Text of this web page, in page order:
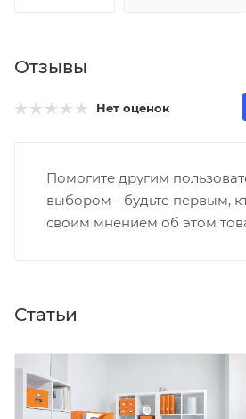
Отзывы
Нет оценок
Помогите другим
выбором - будьте первым,
своим мнением об этом
Статьи